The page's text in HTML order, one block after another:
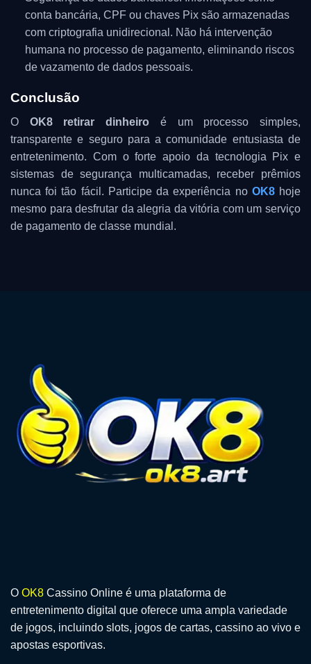
conta bancária, CPF ou chaves Pix são armazenadas
com criptografia unidirecional. Não há intervenção
humana no processo de pagamento, eliminando riscos
de vazamento de dados pessoais.
Conclusão
O OK8 retirar dinheiro é um processo simples,
transparente e seguro para a comunidade entusiasta de
entretenimento. Com o forte apoio da tecnologia Pix e
sistemas de segurança multicamadas, receber prêmios
nunca foi tão fácil. Participe da experiência no OK8hoje
mesmo para desfrutar da alegria da vitória com um serviço
de pagamento de classe mundial.
O OK8 Cassino Online é uma plataforma de
entretenimento digital que oferece uma ampla variedade
de jogos, incluindo slots, jogos de cartas, cassino ao vivo e
apostas esportivas.